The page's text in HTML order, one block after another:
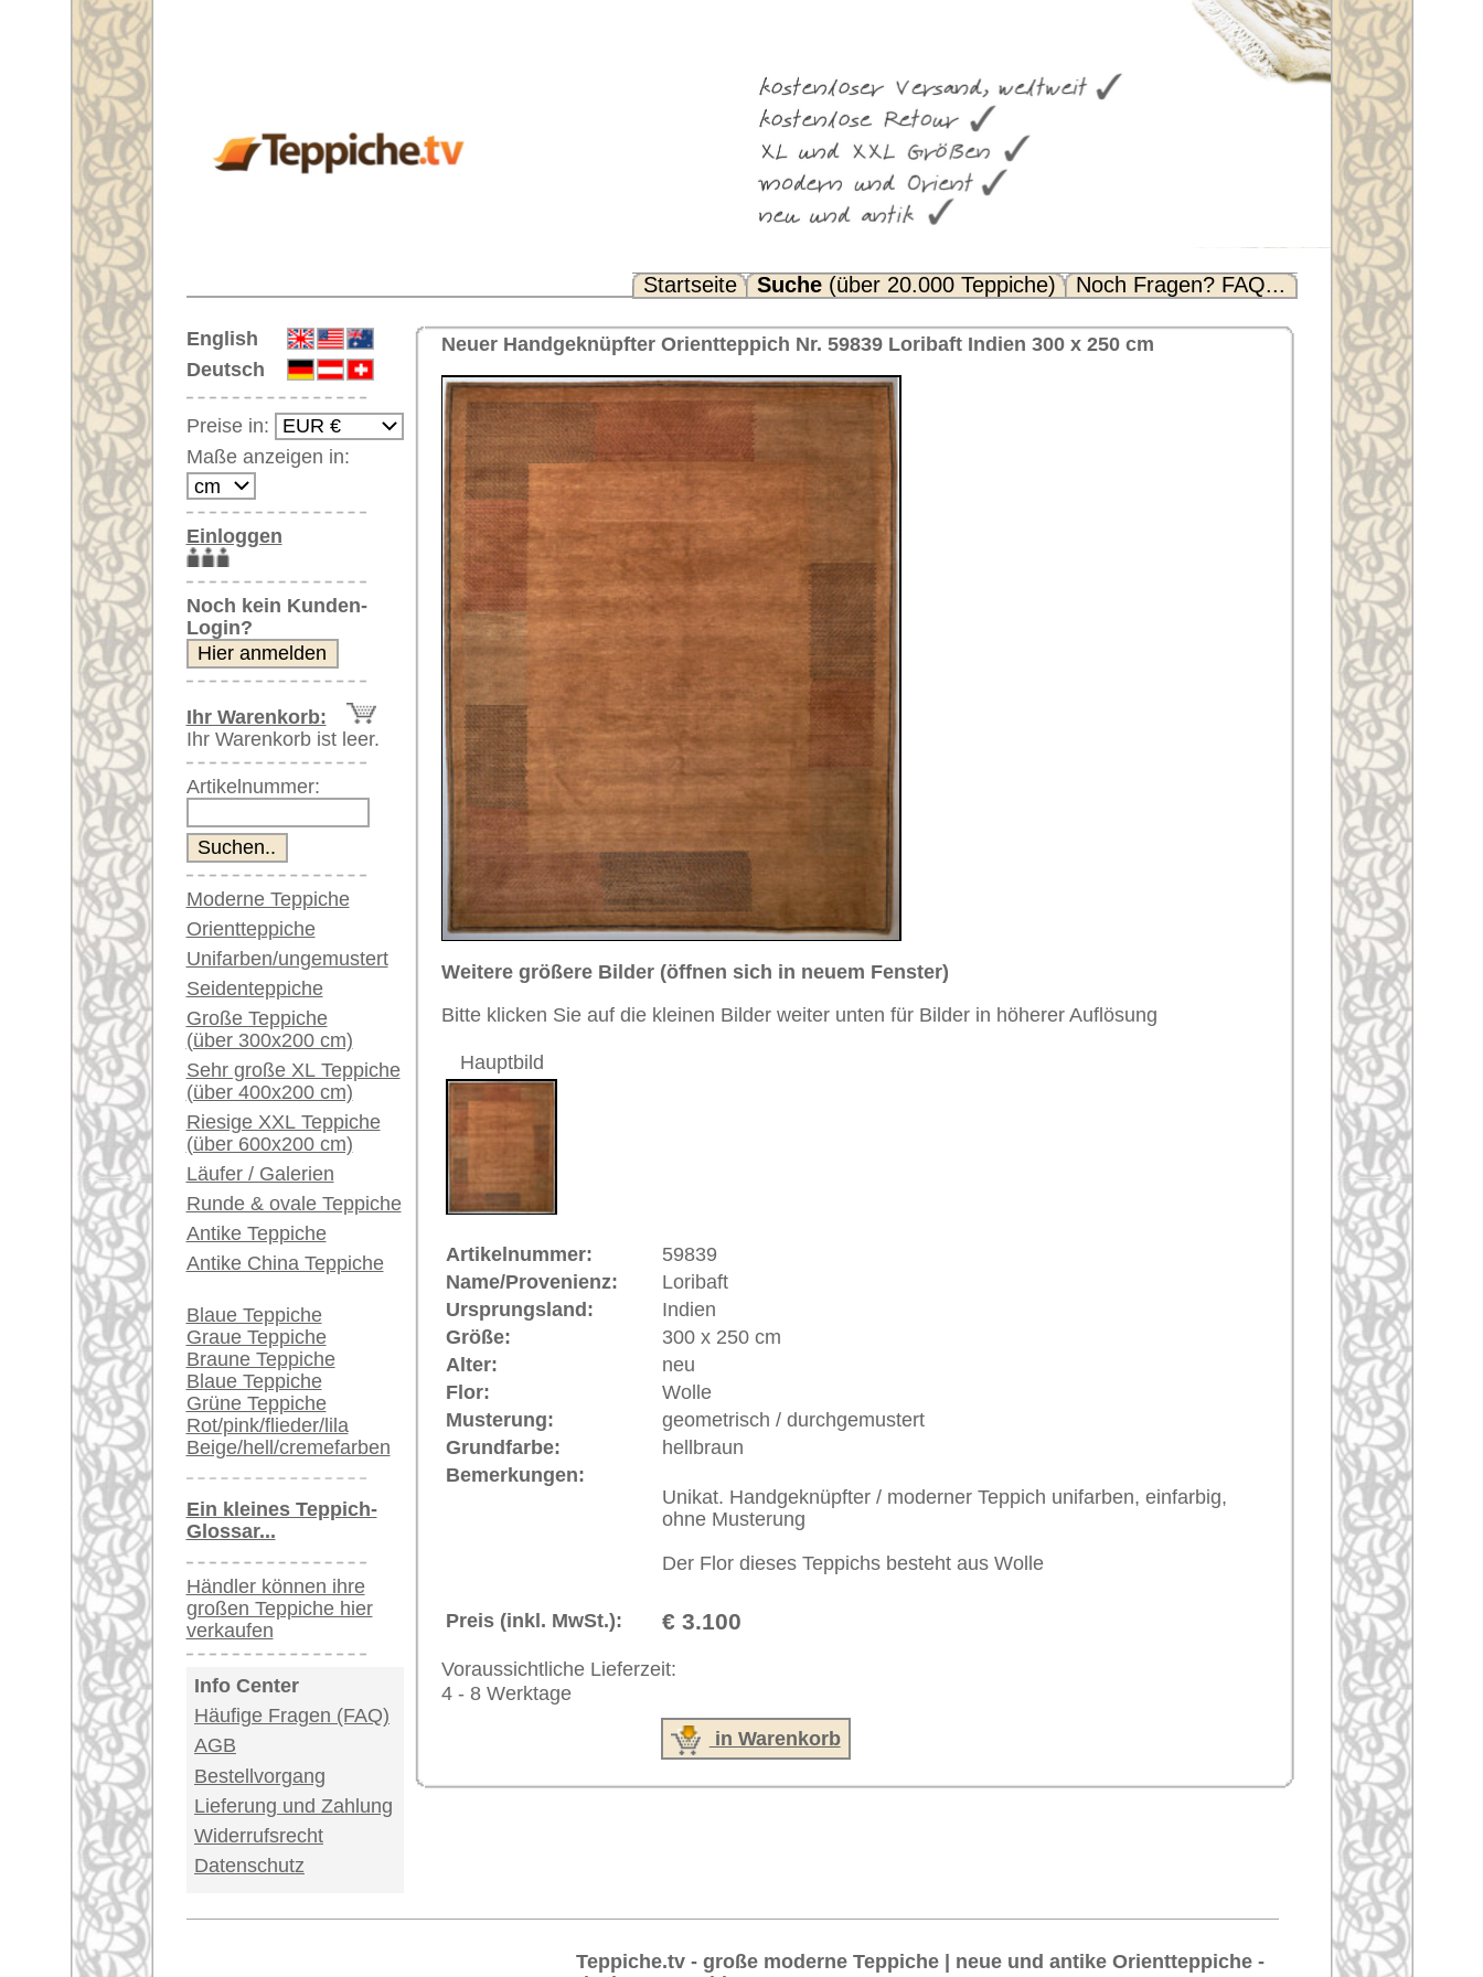
Noch Fragen? FAQ...
English
Deutsch
Preise in:
Maße anzeigen in:
Einloggen
Noch kein Kunden-
Login?
Ihr Warenkorb:
Ihr Warenkorb ist leer.
Artikelnummer:
Moderne Teppiche
Orientteppiche
Unifarben/ungemustert
Seidenteppiche
Große Teppiche
(über 300x200 cm)
Sehr große XL Teppiche
(über 400x200 cm)
Riesige XXL Teppiche
(über 600x200 cm)
Läufer / Galerien
Runde & ovale Teppiche
Antike Teppiche
Antike China Teppiche
Blaue Teppiche
Graue Teppiche
Braune Teppiche
Blaue Teppiche
Grüne Teppiche
Rot/pink/flieder/lila
Beige/hell/cremefarben
Ein kleines Teppich-
Glossar...
Händler können ihre
großen Teppiche hier
verkaufen
Info Center
Häufige Fragen (FAQ)
AGB
Bestellvorgang
Lieferung und Zahlung
Widerrufsrecht
Datenschutz
Weitere größere Bilder (öffnen sich in neuem Fenster)
Bitte klicken Sie auf die kleinen Bilder weiter unten für Bilder in höherer Auflösung
Hauptbild
Loribaft
Ursprungsland:
Indien
Größe:
300 x 250 cm
Alter:
Flor:
Wolle
Grundfarbe: hellbraun
Bemerkungen:
ohne Musterung
Preis (inkl. MwSt.): € 3.100
Voraussichtliche Lieferzeit:
4 - 8 Werktage
Teppiche.tv - große moderne Teppiche | neue und antike Orientteppiche -
riesige Auswahl
Kundenservice:
Deutschland / Österreich: +49 (0)40 450 4102
United Kingdom: +44 (0)20 7183 4544
USA / Canada: +1 646-688-1335
Impressum|Kontakt|Geschäftsbedingungen